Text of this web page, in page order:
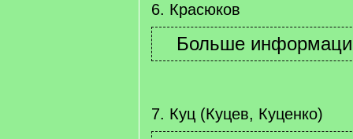
6. Красюков
7. Куц (Куцев, Куценко)